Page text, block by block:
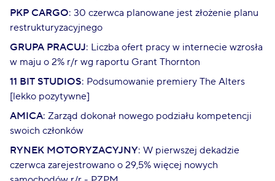
PKP CARGO: 30 czerwca planowane jest złożenie planu
restrukturyzacyjnego
GRUPA PRACUJ: Liczba ofert pracy w internecie wzrosła
w maju o 2% r/r wg raportu Grant Thornton
11 BIT STUDIOS: Podsumowanie premiery The Alters
[lekko pozytywne]
AMICA: Zarząd dokonał nowego podziału kompetencji
swoich członków
RYNEK MOTORYZACYJNY: W pierwszej dekadzie
czerwca zarejestrowano o 29,5% więcej nowych